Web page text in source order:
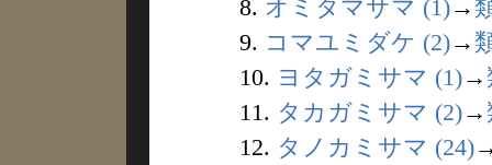
8. オミタマサマ (1)→
9. コマユミダケ (2)→
10. ヨタガミサマ (1)→
11. タカガミサマ (2)→
12. タノカミサマ (24)